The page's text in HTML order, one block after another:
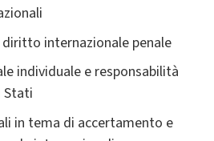
diritto internazionale penale
individuale e responsabilità
Stati
in tema di accertamento e